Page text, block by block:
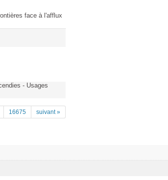
face à l'afflux
- Usages
16675 suivant »